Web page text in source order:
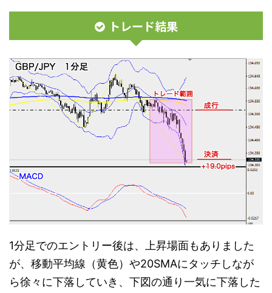
トレード結果
1分足でのエントリー後は、上昇場面もありました
が、移動平均線（黄色）や20SMAにタッチしなが
ら徐々に下落していき、下図の通り一気に下落した